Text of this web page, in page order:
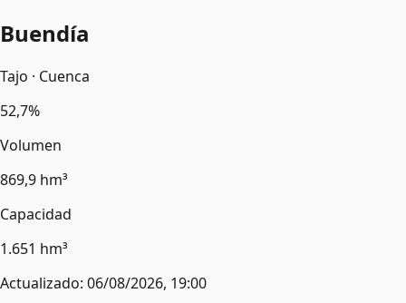
Buendía
Tajo · Cuenca
52,7%
Volumen
869,9 hm³
Capacidad
1.651 hm³
Actualizado: 06/08/2026, 19:00